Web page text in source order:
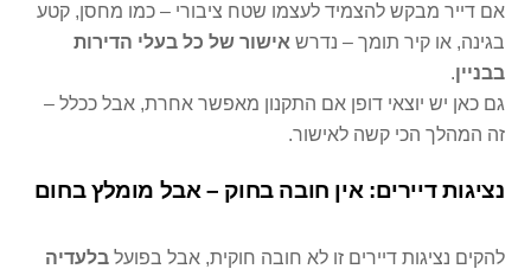
אם דייר מבקש להצמיד לעצמו שטח ציבורי – כמו מחסן, קטע
בגינה, או קיר תומך – נדרשאישור של כל בעלי הדירות
בבניין.
גם כאן יש יוצאי דופן אם התקנון מאפשר אחרת, אבל ככלל –
זה המהלך הכי קשה לאישור.
נציגות דיירים: אין חובה בחוק – אבל מומלץ בחום
להקים נציגות דיירים זו לא חובה חוקית, אבל בפועלבלעדיה